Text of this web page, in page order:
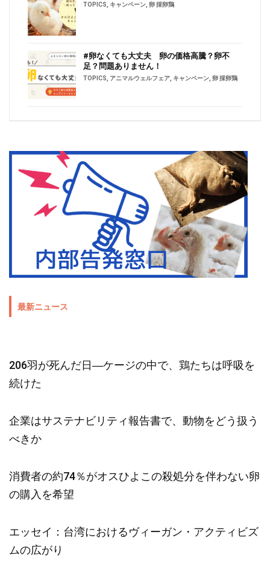
TOPICS キャンペーン 卵 採卵鶏
#卵なくても大丈夫 卵の価格高騰？卵不
足？問題ありません！
TOPICS アニマルウェルフェア キャンペーン 卵 採卵鶏
最新ニュース
206羽が死んだ日―ケージの中で、鶏たちは呼吸を
続けた
企業はサステナビリティ報告書で、動物をどう扱う
べきか
消費者の約74％がオスひよこの殺処分を伴わない卵
の購入を希望
エッセイ：台湾におけるヴィーガン・アクティビズ
ムの広がり